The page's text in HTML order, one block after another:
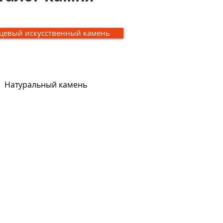
искусственный камень
Натуральный камень